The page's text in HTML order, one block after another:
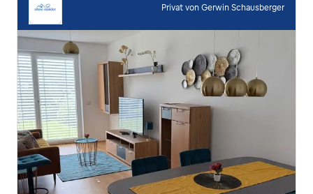
Privat von Gerwin Schausberger